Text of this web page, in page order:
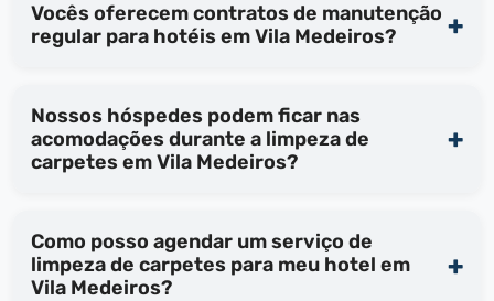
Vocês oferecem contratos de manutenção
regular para hotéis em Vila Medeiros?
Nossos hóspedes podem ficar nas
acomodações durante a limpeza de
carpetes em Vila Medeiros?
Como posso agendar um serviço de
limpeza de carpetes para meu hotel em
Vila Medeiros?